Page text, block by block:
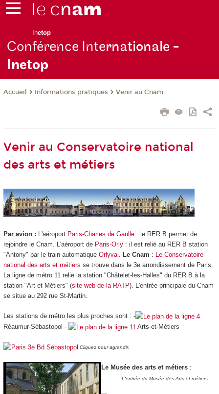
Inetop
Conférence Internationale -
Inetop
Accueil Informations pratiques Venir au Cnam
Venir au Conservatoire national
des arts et métiers
Par avion : L'aéroport Paris-Charles de Gaulle: le RER B permet de
rejoindre le Cnam. L'aéroport de Paris-Orly: il est relié au RER B station
"Antony" par le train automatique Orlyval . Le Cnam : Le Conservatoire
national des arts et métiers se trouve dans le 3e arrondissement de Paris.
La ligne de métro 11 relie la station "Châtelet-les-Halles" du RER B à la
station "Art et Métiers" (site web de la RATP). L'entrée principale du Cnam
se situe au 292 rue St-Martin.
Les stations de métro les plus proches sont : -
Réaumur-Sébastopol -
Arts-et-Métiers
Cliquez pour agrandir.
Le Musée des arts et métiers :
L'entrée du Musée des Arts et métiers